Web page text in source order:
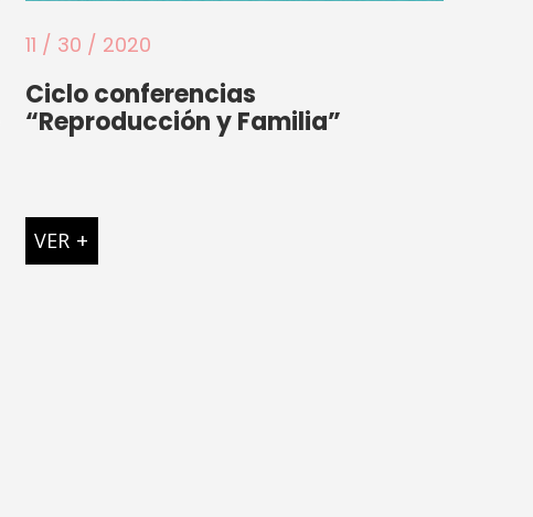
11 / 30 / 2020
Ciclo conferencias
“Reproducción y Familia”
VER +